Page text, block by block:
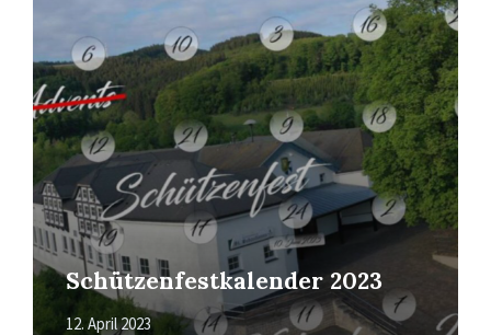
Schützenfestkalender 2023
12. April 2023